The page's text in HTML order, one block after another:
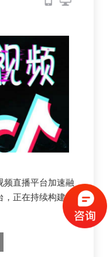
频直播平台加速融
，正在持续构建“线